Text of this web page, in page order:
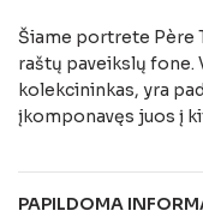
Šiame portrete Père
raštų paveikslų fone.
kolekcininkas, yra
įkomponavęs juos į
PAPILDOMA